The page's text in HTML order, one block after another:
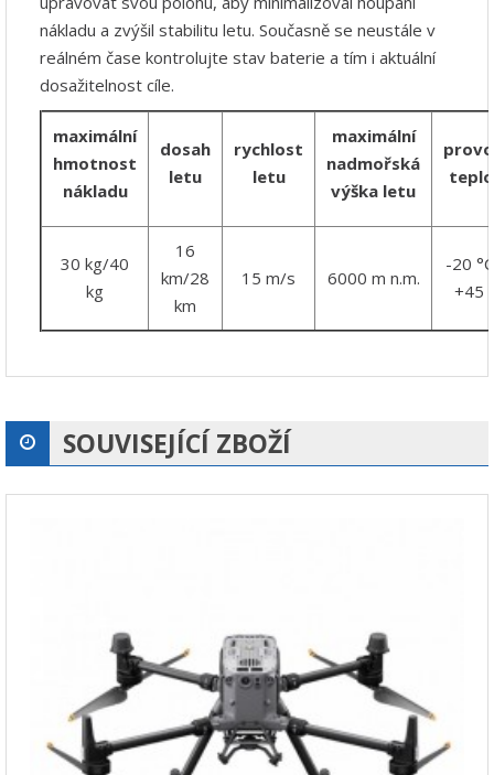
nákladu a zvýšil stabilitu letu. Současně se neustále v
reálném čase kontrolujte stav baterie a tím i aktuální
dosažitelnost cíle.
maximální
hmotnost
nákladu
dosah
letu
rychlost
letu
maximální
nadmořská
výška letu
30 kg/40
kg
16
km/28
km
15 m/s 6000 m n.m.
-20
+45
SOUVISEJÍCÍ ZBOŽÍ